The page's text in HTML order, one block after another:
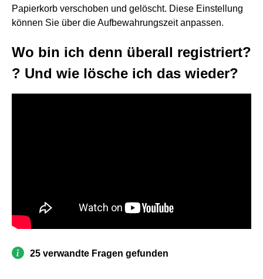
Papierkorb verschoben und gelöscht. Diese Einstellung
können Sie über die Aufbewahrungszeit anpassen.
Wo bin ich denn überall registriert?
? Und wie lösche ich das wieder?
25 verwandte Fragen gefunden